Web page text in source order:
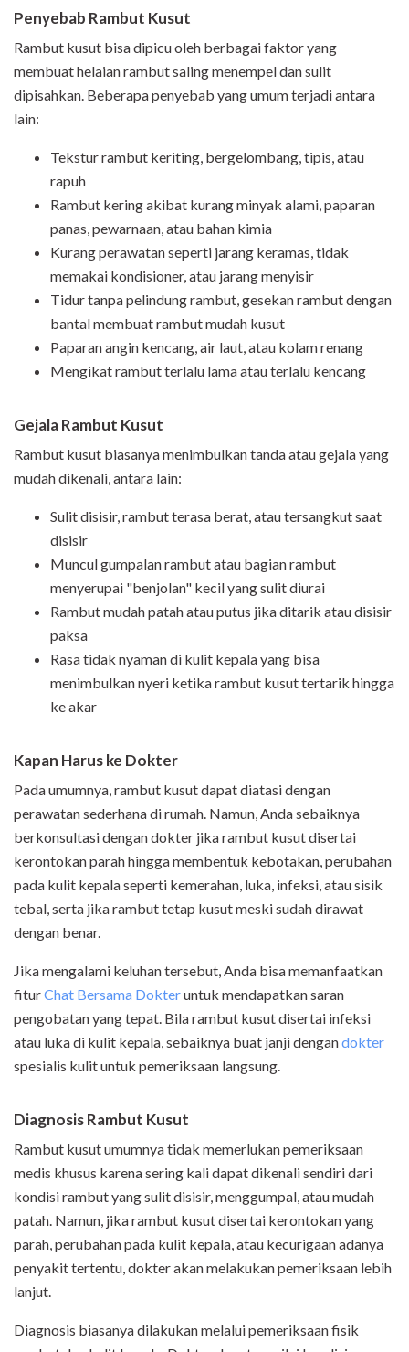
Penyebab Rambut Kusut
Rambut kusut bisa dipicu oleh berbagai faktor yang
membuat helaian rambut saling menempel dan sulit
dipisahkan. Beberapa penyebab yang umum terjadi antara
lain:
Tekstur rambut keriting, bergelombang, tipis, atau
rapuh
Rambut kering akibat kurang minyak alami, paparan
panas, pewarnaan, atau bahan kimia
Kurang perawatan seperti jarang keramas, tidak
memakai kondisioner, atau jarang menyisir
Tidur tanpa pelindung rambut, gesekan rambut dengan
bantal membuat rambut mudah kusut
Paparan angin kencang, air laut, atau kolam renang
Mengikat rambut terlalu lama atau terlalu kencang
Gejala Rambut Kusut
Rambut kusut biasanya menimbulkan tanda atau gejala yang
mudah dikenali, antara lain:
Sulit disisir, rambut terasa berat, atau tersangkut saat
disisir
Muncul gumpalan rambut atau bagian rambut
menyerupai "benjolan" kecil yang sulit diurai
Rambut mudah patah atau putus jika ditarik atau disisir
paksa
Rasa tidak nyaman di kulit kepala yang bisa
menimbulkan nyeri ketika rambut kusut tertarik hingga
ke akar
Kapan Harus ke Dokter
Pada umumnya, rambut kusut dapat diatasi dengan
perawatan sederhana di rumah. Namun, Anda sebaiknya
berkonsultasi dengan dokter jika rambut kusut disertai
kerontokan parah hingga membentuk kebotakan, perubahan
pada kulit kepala seperti kemerahan, luka, infeksi, atau sisik
tebal, serta jika rambut tetap kusut meski sudah dirawat
dengan benar.
Jika mengalami keluhan tersebut, Anda bisa memanfaatkan
fiturChat Bersama Dokteruntuk mendapatkan saran
pengobatan yang tepat. Bila rambut kusut disertai infeksi
atau luka di kulit kepala, sebaiknya buat janji dengandokter
spesialis kulit untuk pemeriksaan langsung.
Diagnosis Rambut Kusut
Rambut kusut umumnya tidak memerlukan pemeriksaan
medis khusus karena sering kali dapat dikenali sendiri dari
kondisi rambut yang sulit disisir, menggumpal, atau mudah
patah. Namun, jika rambut kusut disertai kerontokan yang
parah, perubahan pada kulit kepala, atau kecurigaan adanya
penyakit tertentu, dokter akan melakukan pemeriksaan lebih
lanjut.
Diagnosis biasanya dilakukan melalui pemeriksaan fisik